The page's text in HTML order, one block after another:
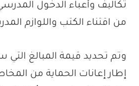
تكاليف وأعباء الدخول
من اقتناء الكتب واللوازم
وتم تحديد قيمة المبالغ
إطار إعانات الحماية من